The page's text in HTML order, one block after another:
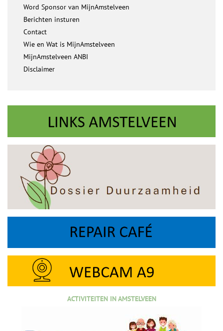
Word Sponsor van MijnAmstelveen
Berichten insturen
Contact
Wie en Wat is MijnAmstelveen
MijnAmstelveen ANBI
Disclaimer
ACTIVITEITEN IN AMSTELVEEN